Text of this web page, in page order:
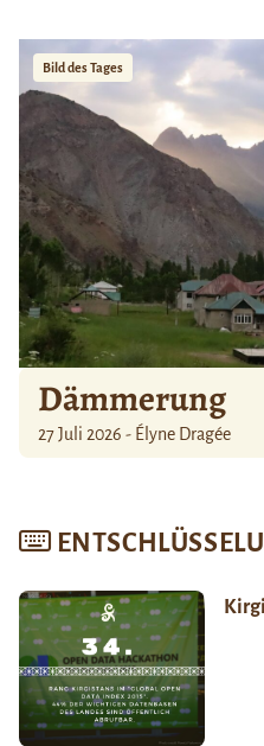
Bild des Tages
Dämmerung
27 Juli 2026 - Élyne Dragée